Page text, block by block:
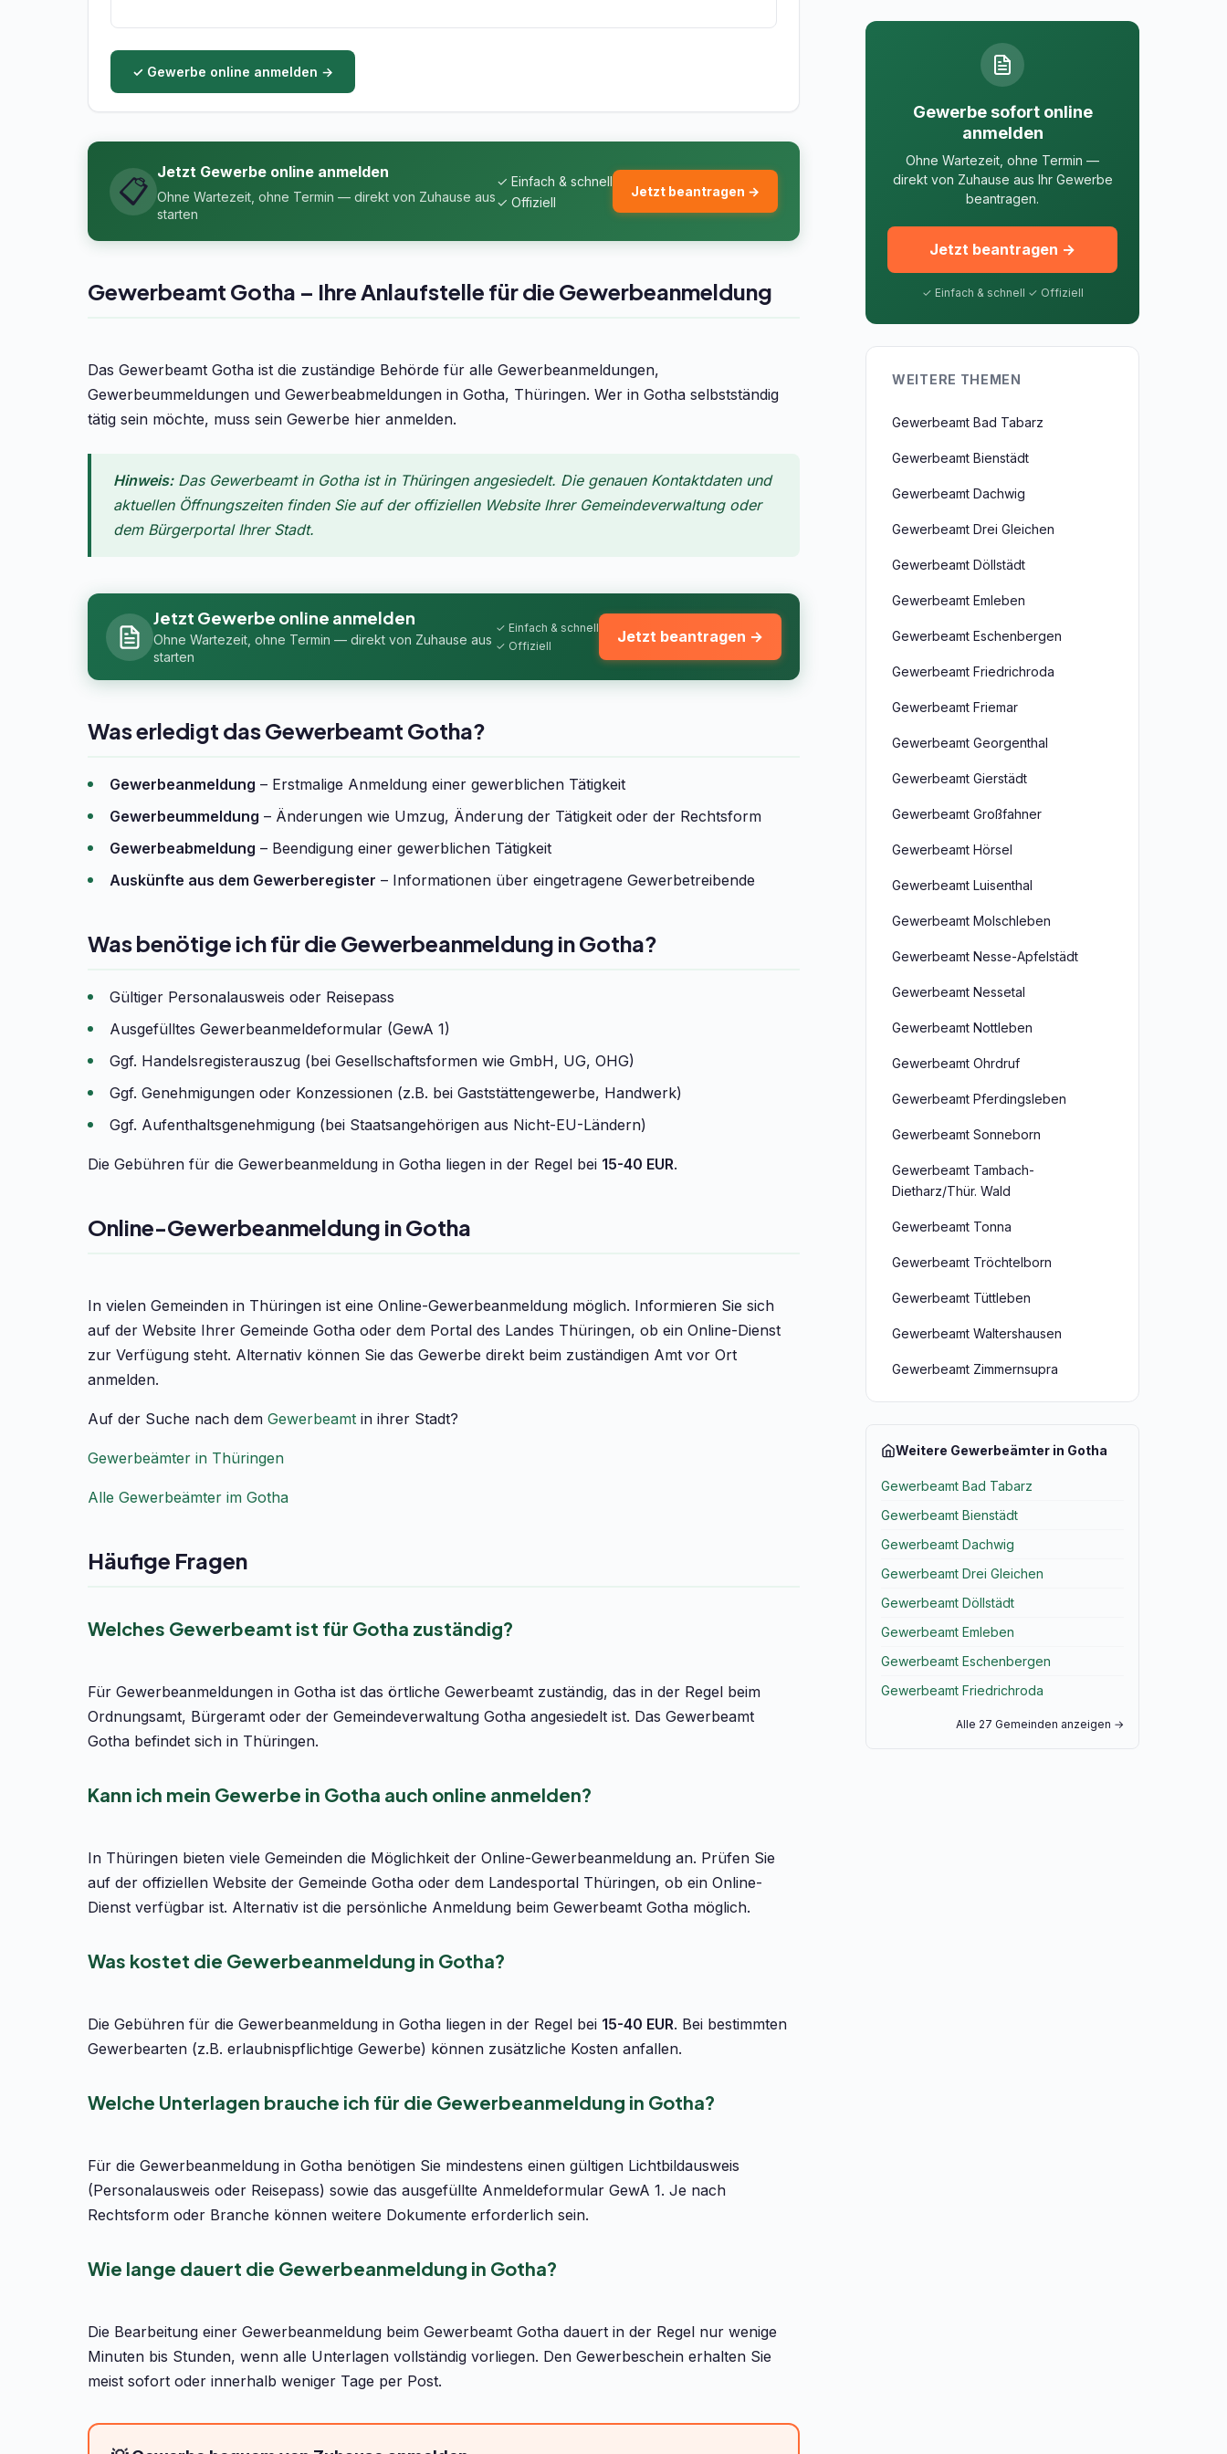
✓ Gewerbe online anmelden →
📋
Jetzt Gewerbe online anmelden
Ohne Wartezeit, ohne Termin — direkt von Zuhause aus
starten
✓ Einfach & schnell
✓ Offiziell
Jetzt beantragen →
Gewerbeamt Gotha – Ihre Anlaufstelle für die Gewerbeanmeldung
Das Gewerbeamt Gotha ist die zuständige Behörde für alle Gewerbeanmeldungen,
Gewerbeummeldungen und Gewerbeabmeldungen in Gotha, Thüringen. Wer in Gotha selbstständig
tätig sein möchte, muss sein Gewerbe hier anmelden.
Hinweis:Das Gewerbeamt in Gotha ist in Thüringen angesiedelt. Die genauen Kontaktdaten und
aktuellen Öffnungszeiten finden Sie auf der offiziellen Website Ihrer Gemeindeverwaltung oder
dem Bürgerportal Ihrer Stadt.
Jetzt Gewerbe online anmelden
Ohne Wartezeit, ohne Termin — direkt von Zuhause aus
starten
✓ Einfach & schnell
✓ Offiziell
Jetzt beantragen →
Was erledigt das Gewerbeamt Gotha?
Gewerbeanmeldung – Erstmalige Anmeldung einer gewerblichen Tätigkeit
Gewerbeummeldung – Änderungen wie Umzug, Änderung der Tätigkeit oder der Rechtsform
Gewerbeabmeldung – Beendigung einer gewerblichen Tätigkeit
Auskünfte aus dem Gewerberegister – Informationen über eingetragene Gewerbetreibende
Was benötige ich für die Gewerbeanmeldung in Gotha?
Gültiger Personalausweis oder Reisepass
Ausgefülltes Gewerbeanmeldeformular (GewA 1)
Ggf. Handelsregisterauszug (bei Gesellschaftsformen wie GmbH, UG, OHG)
Ggf. Genehmigungen oder Konzessionen (z.B. bei Gaststättengewerbe, Handwerk)
Ggf. Aufenthaltsgenehmigung (bei Staatsangehörigen aus Nicht-EU-Ländern)
Die Gebühren für die Gewerbeanmeldung in Gotha liegen in der Regel bei 15-40 EUR.
Online-Gewerbeanmeldung in Gotha
In vielen Gemeinden in Thüringen ist eine Online-Gewerbeanmeldung möglich. Informieren Sie sich
auf der Website Ihrer Gemeinde Gotha oder dem Portal des Landes Thüringen, ob ein Online-Dienst
zur Verfügung steht. Alternativ können Sie das Gewerbe direkt beim zuständigen Amt vor Ort
anmelden.
Auf der Suche nach dem Gewerbeamt in ihrer Stadt?
Gewerbeämter in Thüringen
Alle Gewerbeämter im Gotha
Häufige Fragen
Welches Gewerbeamt ist für Gotha zuständig?
Für Gewerbeanmeldungen in Gotha ist das örtliche Gewerbeamt zuständig, das in der Regel beim
Ordnungsamt, Bürgeramt oder der Gemeindeverwaltung Gotha angesiedelt ist. Das Gewerbeamt
Gotha befindet sich in Thüringen.
Kann ich mein Gewerbe in Gotha auch online anmelden?
In Thüringen bieten viele Gemeinden die Möglichkeit der Online-Gewerbeanmeldung an. Prüfen Sie
auf der offiziellen Website der Gemeinde Gotha oder dem Landesportal Thüringen, ob ein Online-
Dienst verfügbar ist. Alternativ ist die persönliche Anmeldung beim Gewerbeamt Gotha möglich.
Was kostet die Gewerbeanmeldung in Gotha?
Die Gebühren für die Gewerbeanmeldung in Gotha liegen in der Regel bei 15-40 EUR. Bei bestimmten
Gewerbearten (z.B. erlaubnispflichtige Gewerbe) können zusätzliche Kosten anfallen.
Welche Unterlagen brauche ich für die Gewerbeanmeldung in Gotha?
Für die Gewerbeanmeldung in Gotha benötigen Sie mindestens einen gültigen Lichtbildausweis
(Personalausweis oder Reisepass) sowie das ausgefüllte Anmeldeformular GewA 1. Je nach
Rechtsform oder Branche können weitere Dokumente erforderlich sein.
Wie lange dauert die Gewerbeanmeldung in Gotha?
Die Bearbeitung einer Gewerbeanmeldung beim Gewerbeamt Gotha dauert in der Regel nur wenige
Minuten bis Stunden, wenn alle Unterlagen vollständig vorliegen. Den Gewerbeschein erhalten Sie
meist sofort oder innerhalb weniger Tage per Post.
Gewerbe sofort online
anmelden
Ohne Wartezeit, ohne Termin —
direkt von Zuhause aus Ihr Gewerbe
beantragen.
Jetzt beantragen →
✓ Einfach & schnell ✓ Offiziell
WEITERE THEMEN
Gewerbeamt Bad Tabarz
Gewerbeamt Bienstädt
Gewerbeamt Dachwig
Gewerbeamt Drei Gleichen
Gewerbeamt Döllstädt
Gewerbeamt Emleben
Gewerbeamt Eschenbergen
Gewerbeamt Friedrichroda
Gewerbeamt Friemar
Gewerbeamt Georgenthal
Gewerbeamt Gierstädt
Gewerbeamt Großfahner
Gewerbeamt Hörsel
Gewerbeamt Luisenthal
Gewerbeamt Molschleben
Gewerbeamt Nesse-Apfelstädt
Gewerbeamt Nessetal
Gewerbeamt Nottleben
Gewerbeamt Ohrdruf
Gewerbeamt Pferdingsleben
Gewerbeamt Sonneborn
Gewerbeamt Tambach-
Dietharz/Thür. Wald
Gewerbeamt Tonna
Gewerbeamt Tröchtelborn
Gewerbeamt Tüttleben
Gewerbeamt Waltershausen
Gewerbeamt Zimmernsupra
Weitere Gewerbeämter in Gotha
Gewerbeamt Bad Tabarz
Gewerbeamt Bienstädt
Gewerbeamt Dachwig
Gewerbeamt Drei Gleichen
Gewerbeamt Döllstädt
Gewerbeamt Emleben
Gewerbeamt Eschenbergen
Gewerbeamt Friedrichroda
Alle 27 Gemeinden anzeigen →